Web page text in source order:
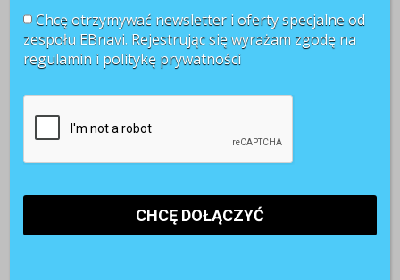
16 maja 2011
Różne rodzaje pytań – przegląd propozycji c.d. 7.
Chcę otrzymywać newsletter i oferty specjalne od
zespołu EBnavi. Rejestrując się wyrażam zgodę na
regulamin i politykę prywatności